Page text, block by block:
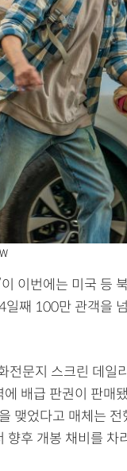
이번에는 미국 등
째 100만 관객을
문지 스크린 데일
배급 판권이 판매
맺었다고 매체는
향후 개봉 채비를 차